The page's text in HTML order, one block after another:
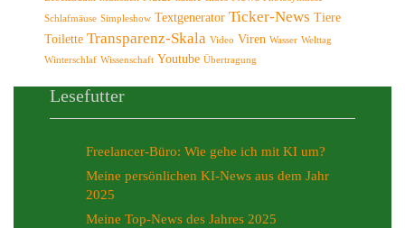
Schlafmäuse Simpleshow Textgenerator Ticker-News Tiere
Toilette Transparenz-Skala Video Viren Wasser Welttag
Winterschlaf Wissenschaft Youtube Übertragung
Lesefutter
Freelancer-Büro: Wie gehe ich mit KI um?
Meine persönlichen KI-News aus dem Jahr
2025
Meine Top-News des Jahres 2025